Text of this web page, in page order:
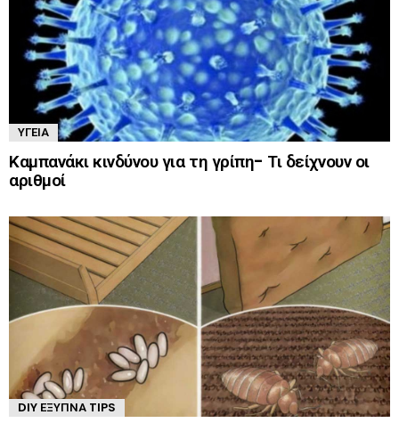
ΥΓΕΊΑ
Καμπανάκι κινδύνου για τη γρίπη- Τι δείχνουν οι
αριθμοί
DIY ΈΞΥΠΝΑ TIPS